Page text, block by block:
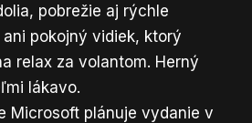
pobrežie aj rýchle
pokojný vidiek, ktorý
relax za volantom. Herný
lákavo.
Microsoft plánuje vydanie v